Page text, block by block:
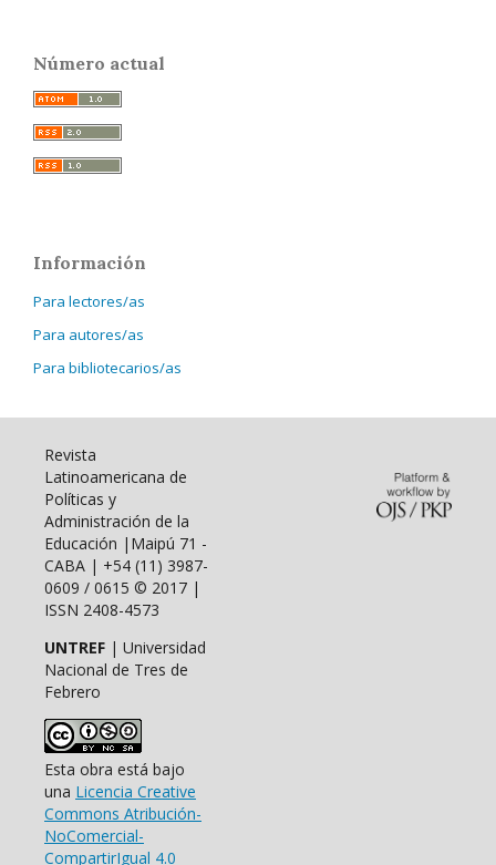
Número actual
Información
Para lectores/as
Para autores/as
Para bibliotecarios/as
Revista
Latinoamericana de
Políticas y
Administración de la
Educación |Maipú 71 -
CABA | +54 (11) 3987-
0609 / 0615 © 2017 |
ISSN 2408-4573
UNTREF | Universidad
Nacional de Tres de
Febrero
Esta obra está bajo
una Licencia Creative
Commons Atribución-
NoComercial-
CompartirIgual 4.0